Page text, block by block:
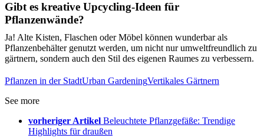
Gibt es kreative Upcycling-Ideen für
Pflanzenwände?
Ja! Alte Kisten, Flaschen oder Möbel können wunderbar als
Pflanzenbehälter genutzt werden, um nicht nur umweltfreundlich zu
gärtnern, sondern auch den Stil des eigenen Raumes zu verbessern.
Pflanzen in der StadtUrban GardeningVertikales Gärtnern
See more
vorheriger Artikel Beleuchtete Pflanzgefäße: Trendige
Highlights für draußen